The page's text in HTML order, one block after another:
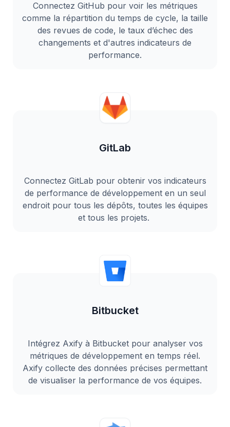
Connectez GitHub pour voir les métriques
comme la répartition du temps de cycle, la taille
des revues de code, le taux d’échec des
changements et d'autres indicateurs de
performance.
GitLab
Connectez GitLab pour obtenir vos indicateurs
de performance de développement en un seul
endroit pour tous les dépôts, toutes les équipes
et tous les projets.
Bitbucket
Intégrez Axify à Bitbucket pour analyser vos
métriques de développement en temps réel.
Axify collecte des données précises permettant
de visualiser la performance de vos équipes.